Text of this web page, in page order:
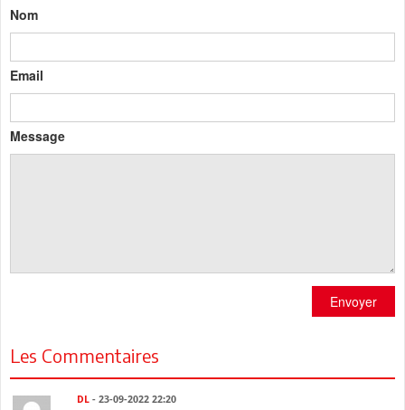
Nom
Email
Message
Envoyer
Les Commentaires
DL - 23-09-2022 22:20